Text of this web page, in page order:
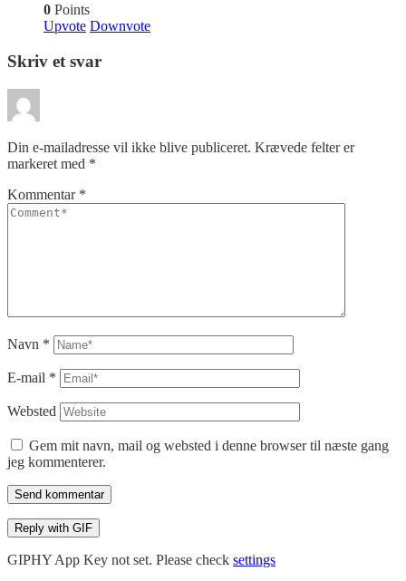
0 Points
Upvote Downvote
Skriv et svar
Din e-mailadresse vil ikke blive publiceret. Krævede felter er
markeret med *
Kommentar *
Navn *
E-mail *
Websted
Gem mit navn, mail og websted i denne browser til næste gang
jeg kommenterer.
Send kommentar
Reply with GIF
GIPHY App Key not set. Please check settings